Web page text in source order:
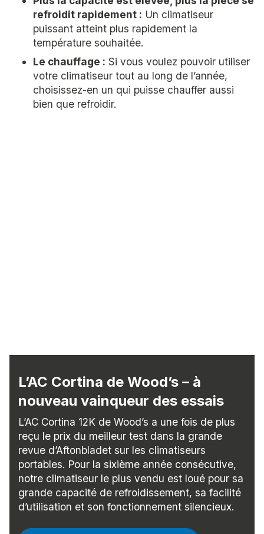
refroidit rapidement : Un climatiseur
puissant atteint plus rapidement la
température souhaitée.
Le chauffage : Si vous voulez pouvoir utiliser
votre climatiseur tout au long de l’année,
choisissez-en un qui puisse chauffer aussi
bien que refroidir.
L’AC Cortina de Wood’s – à
nouveau vainqueur des essais
L’AC Cortina 12K de Wood’s a une fois de plus
reçu le prix du meilleur test dans la grande
revue d’Aftonbladet sur les climatiseurs
portables. Pour la sixième année consécutive,
notre climatiseur le plus vendu est loué pour sa
grande capacité de refroidissement, sa facilité
d’utilisation et son fonctionnement silencieux.